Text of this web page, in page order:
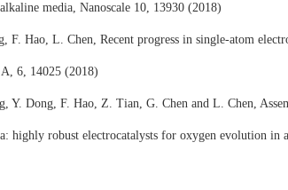
media, Nanoscale 10, 13930 (2018)
F. Hao, L. Chen, Recent progress in single-atom
6, 14025 (2018)
Y. Dong, F. Hao, Z. Tian, G. Chen and L. Chen,
highly robust electrocatalysts for oxygen evolution in